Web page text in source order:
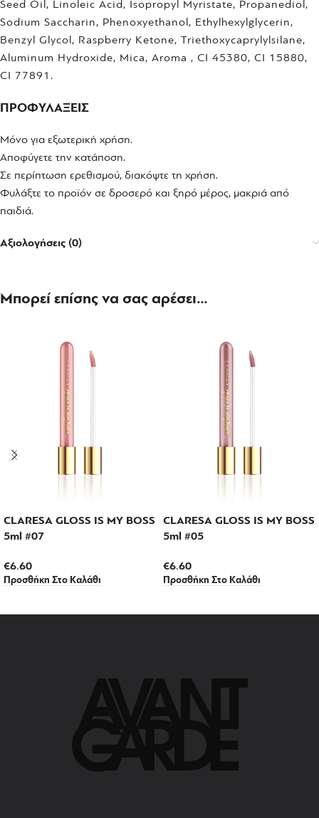
Seed Oil, Linoleic Acid, Isopropyl Myristate, Propanediol,
Sodium Saccharin, Phenoxyethanol, Ethylhexylglycerin,
Benzyl Glycol, Raspberry Ketone, Triethoxycaprylylsilane,
Aluminum Hydroxide, Mica, Aroma , CI 45380, CI 15880,
CI 77891.
ΠΡΟΦΥΛΑΞΕΙΣ
Μόνο για εξωτερική χρήση.
Αποφύγετε την κατάποση.
Σε περίπτωση ερεθισμού, διακόψτε τη χρήση.
Φυλάξτε το προϊόν σε δροσερό και ξηρό μέρος, μακριά από
παιδιά.
Αξιολογήσεις (0)
Μπορεί επίσης να σας αρέσει…
CLARESA GLOSS IS MY BOSS
5ml #07
€6.60
Προσθήκη Στο Καλάθι
CLARESA GLOSS IS MY BOSS
5ml #05
€6.60
Προσθήκη Στο Καλάθι